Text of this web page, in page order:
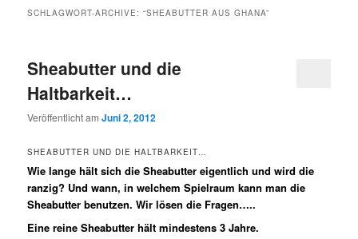
SCHLAGWORT-ARCHIVE:“SHEABUTTER AUS GHANA”
Sheabutter und die
Haltbarkeit…
Veröffentlicht amJuni 2, 2012
SHEABUTTER UND DIE HALTBARKEIT…
Wie lange hält sich die Sheabutter eigentlich und wird die
ranzig? Und wann, in welchem Spielraum kann man die
Sheabutter benutzen. Wir lösen die Fragen…..
Eine reine Sheabutter hält mindestens 3 Jahre.